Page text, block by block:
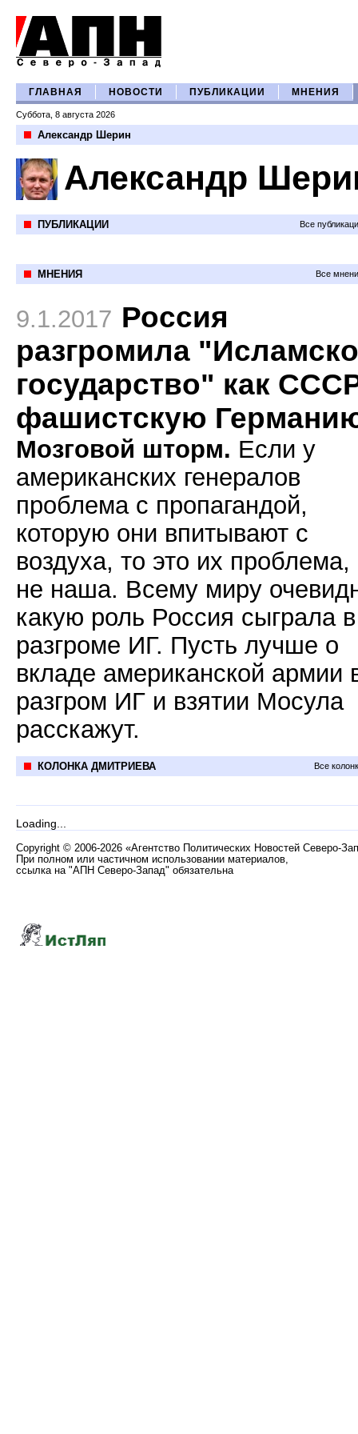
ГЛАВНАЯ НОВОСТИ ПУБЛИКАЦИИ МНЕНИЯ
Суббота, 8 августа 2026
Александр Шерин
Александр
ПУБЛИКАЦИИ Все
МНЕНИЯ Все
9.1.2017 Россия
разгромила
государство" как
фашистскую
Мозговой шторм. Если у
американских генералов
проблема с пропагандой,
которую они впитывают с
воздуха, то это их проблема,
не наша. Всему миру
какую роль Россия сыграла в
разгроме ИГ. Пусть лучше о
вкладе американской армии
разгром ИГ и взятии Мосула
расскажут.
КОЛОНКА ДМИТРИЕВА Все
Loading...
Copyright © 2006-2026 «Агентство Политических Новостей Северо-
При полном или частичном использовании материалов,
ссылка на "АПН Северо-Запад" обязательна